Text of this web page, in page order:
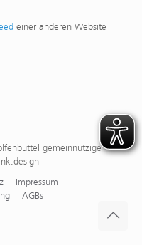
einer anderen Website
gemeinnützige
Impressum
AGBs